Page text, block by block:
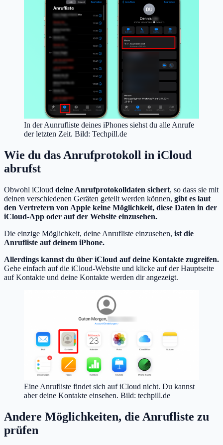
In der Aunrufliste deines iPhones siehst du alle Anrufe
der letzten Zeit. Bild: Techpill.de
Wie du das Anrufprotokoll in iCloud
abrufst
Obwohl iCloud deine Anrufprotokolldaten sichert, so dass sie mit
deinen verschiedenen Geräten geteilt werden können, gibt es laut
den Vertretern von Apple keine Möglichkeit, diese Daten in der
iCloud-App oder auf der Website einzusehen.
Die einzige Möglichkeit, deine Anrufliste einzusehen, ist die
Anrufliste auf deinem iPhone.
Allerdings kannst du über iCloud auf deine Kontakte zugreifen.
Gehe einfach auf die iCloud-Website und klicke auf der Hauptseite
auf Kontakte und deine Kontakte werden dir angezeigt.
Eine Anrufliste findet sich auf iCloud nicht. Du kannst
aber deine Kontakte einsehen. Bild: techpill.de
Andere Möglichkeiten, die Anrufliste zu
prüfen